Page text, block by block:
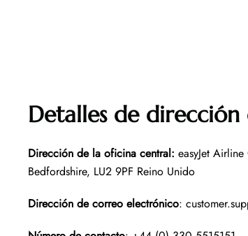
Detalles de dirección
Dirección de la oficina central: easyJet
Bedfordshire, LU2 9PF Reino Unido
Dirección de correo electrónico: